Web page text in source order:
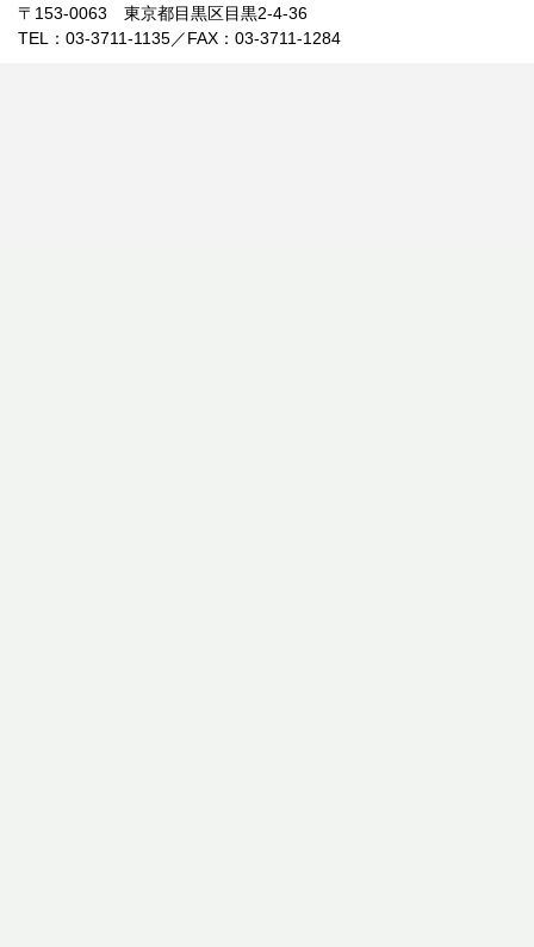
〒153-0063 東京都目黒区目黒2-4-36
TEL：03-3711-1135／FAX：03-3711-1284